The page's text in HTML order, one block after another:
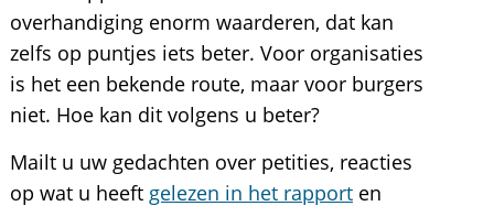
overhandiging enorm waarderen, dat kan
zelfs op puntjes iets beter. Voor organisaties
is het een bekende route, maar voor burgers
niet. Hoe kan dit volgens u beter?
Mailt u uw gedachten over petities, reacties
op wat u heeft gelezen in het rapporten